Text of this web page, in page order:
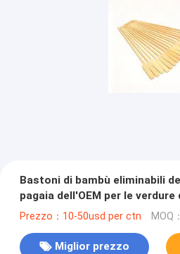
Bastoni di bambù eliminabili
pagaia dell'OEM per le
frutta
Prezzo：10-50usd per ctn MOQ
Miglior prezzo